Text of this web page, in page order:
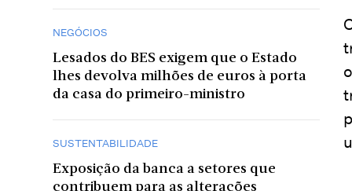
NEGÓCIOS
Lesados do BES exigem que o Estado
lhes devolva milhões de euros à porta
da casa do primeiro-ministro
SUSTENTABILIDADE
Exposição da banca a setores que
contribuem para as alterações